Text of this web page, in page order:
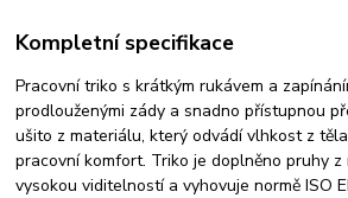
Kompletní specifikace
Pracovní triko s krátkým rukávem a
prodlouženými zády a snadno přístupnou
ušito z materiálu, který odvádí vlhkost z
pracovní komfort. Triko je doplněno pruhy
vysokou viditelností a vyhovuje normě ISO